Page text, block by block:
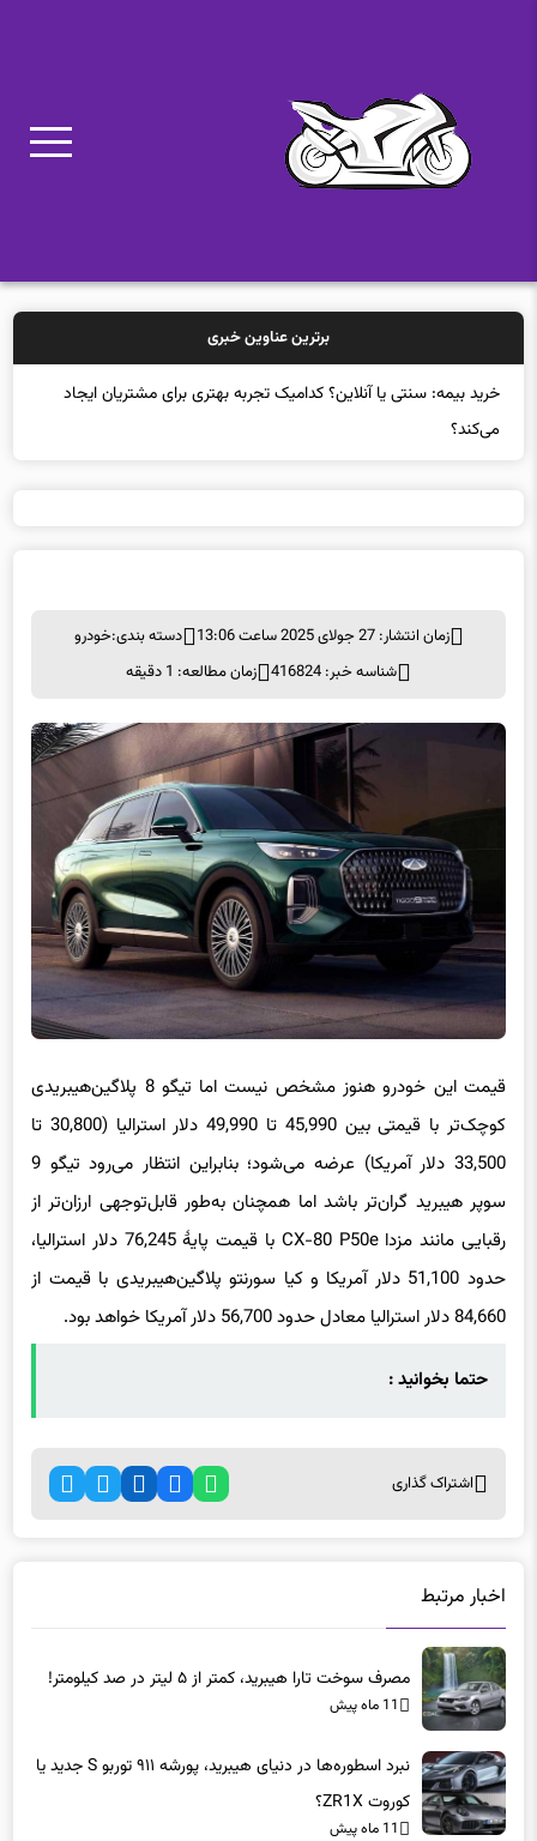
برترین عناوین خبری
خرید بیمه: سنتی یا آنلاین؟ کدامیک تجربه بهتری برای مشتریان ایجاد
می‌کند؟
زمان انتشار: 27 جولای 2025 ساعت 13:06 دسته بندی:خودرو
شناسه خبر: 416824
زمان مطالعه: 1 دقیقه
قیمت این خودرو هنوز مشخص نیست اما تیگو 8 پلاگین‌هیبریدی
کوچک‌تر با قیمتی بین 45,990 تا 49,990 دلار استرالیا (30,800 تا
33,500 دلار آمریکا) عرضه می‌شود؛ بنابراین انتظار می‌رود تیگو 9
سوپر هیبرید گران‌تر باشد اما همچنان به‌طور قابل‌توجهی ارزان‌تر از
رقبایی مانند مزدا CX-80 P50e با قیمت پایهٔ 76,245 دلار استرالیا،
حدود 51,100 دلار آمریکا و کیا سورنتو پلاگین‌هیبریدی با قیمت از
84,660 دلار استرالیا معادل حدود 56,700 دلار آمریکا خواهد بود.
حتما بخوانید :
اشتراک گذاری
اخبار مرتبط
مصرف سوخت تارا هیبرید، کمتر از ۵ لیتر در صد کیلومتر!
11 ماه پیش
نبرد اسطوره‌ها در دنیای هیبرید، پورشه ۹۱۱ توربو S جدید یا
کوروت ZR1X؟
11 ماه پیش